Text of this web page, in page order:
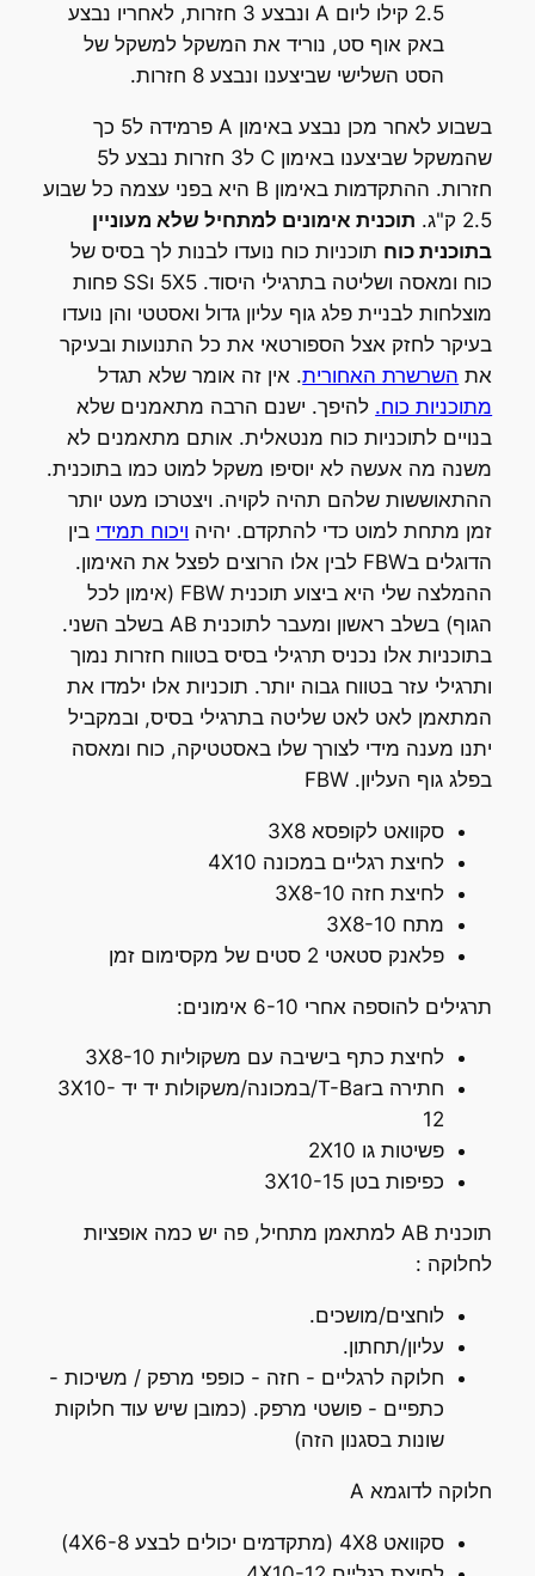
2.5 קילו ליום A ונבצע 3 חזרות, לאחריו נבצע
באק אוף סט, נוריד את המשקל למשקל של
הסט השלישי שביצענו ונבצע 8 חזרות.
בשבוע לאחר מכן נבצע באימון A פרמידה ל5 כך
שהמשקל שביצענו באימון C ל3 חזרות נבצע ל5
חזרות. ההתקדמות באימון B היא בפני עצמה כל שבוע
2.5 ק"ג.
תוכנית אימונים למתחיל שלא מעוניין
בתוכנית כוח תוכניות כוח נועדו לבנות לך בסיס של
כוח ומאסה ושליטה בתרגילי היסוד. 5X5 וSS פחות
מוצלחות לבניית פלג גוף עליון גדול ואסטטי והן נועדו
בעיקר לחזק אצל הספורטאי את כל התנועות ובעיקר
את השרשרת האחורית. אין זה אומר שלא תגדל
מתוכניות כוח. להיפך. ישנם הרבה מתאמנים שלא
בנויים לתוכניות כוח מנטאלית. אותם מתאמנים לא
משנה מה אעשה לא יוסיפו משקל למוט כמו בתוכנית.
ההתאוששות שלהם תהיה לקויה. ויצטרכו מעט יותר
זמן מתחת למוט כדי להתקדם. יהיה ויכוח תמידי בין
הדוגלים בFBW לבין אלו הרוצים לפצל את האימון.
ההמלצה שלי היא ביצוע תוכנית FBW (אימון לכל
הגוף) בשלב ראשון ומעבר לתוכנית AB בשלב השני.
בתוכניות אלו נכניס תרגילי בסיס בטווח חזרות נמוך
ותרגילי עזר בטווח גבוה יותר. תוכניות אלו ילמדו את
המתאמן לאט לאט שליטה בתרגילי בסיס, ובמקביל
יתנו מענה מידי לצורך שלו באסטטיקה, כוח ומאסה
בפלג גוף העליון. FBW
סקוואט לקופסא 3X8
לחיצת רגליים במכונה 4X10
לחיצת חזה 3X8-10
מתח 3X8-10
פלאנק סטאטי 2 סטים של מקסימום זמן
תרגילים להוספה אחרי 6-10 אימונים:
לחיצת כתף בישיבה עם משקוליות 3X8-10
חתירה בT-Bar/במכונה/משקולות יד יד 3X10-
12
פשיטות גו 2X10
כפיפות בטן 3X10-15
תוכנית AB למתאמן מתחיל, פה יש כמה אופציות
לחלוקה :
לוחצים/מושכים.
עליון/תחתון.
חלוקה לרגליים - חזה - כופפי מרפק / משיכות -
כתפיים - פושטי מרפק. (כמובן שיש עוד חלוקות
שונות בסגנון הזה)
חלוקה לדוגמא A
סקוואט 4X8 (מתקדמים יכולים לבצע 4X6-8)